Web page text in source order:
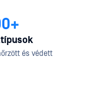
és védett